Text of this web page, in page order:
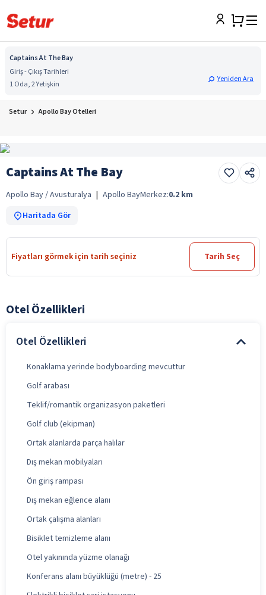
Captains At The Bay
Giriş - Çıkış Tarihleri
1 Oda, 2 Yetişkin
Yeniden Ara
Setur Apollo Bay Otelleri
Captains At The Bay
Apollo Bay / Avusturalya | Apollo BayMerkez:0.2 km
Haritada Gör
Fiyatları görmek için tarih seçiniz Tarih Seç
Otel Özellikleri
Otel Özellikleri
Konaklama yerinde bodyboarding mevcuttur
Golf arabası
Teklif/romantik organizasyon paketleri
Golf club (ekipman)
Ortak alanlarda parça halılar
Dış mekan mobilyaları
Ön giriş rampası
Dış mekan eğlence alanı
Ortak çalışma alanları
Bisiklet temizleme alanı
Otel yakınında yüzme olanağı
Konferans alanı büyüklüğü (metre) - 25